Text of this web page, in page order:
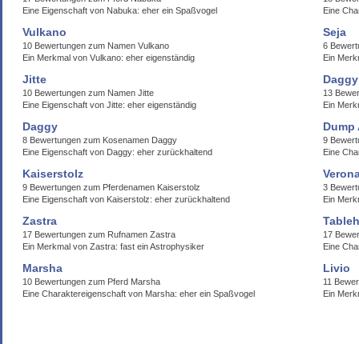
Eine Eigenschaft von Nabuka: eher ein Spaßvogel
Eine
Vulkano
10 Bewertungen zum Namen Vulkano
Ein Merkmal von Vulkano: eher eigenständig
Seja
6
Ein
Jitte
10 Bewertungen zum Namen Jitte
Eine Eigenschaft von Jitte: eher eigenständig
Daggy
13
Ein
Daggy
8 Bewertungen zum Kosenamen Daggy
Eine Eigenschaft von Daggy: eher zurückhaltend
Dump
9
Eine
Kaiserstolz
9 Bewertungen zum Pferdenamen Kaiserstolz
Eine Eigenschaft von Kaiserstolz: eher zurückhaltend
3
Ein
Zastra
17 Bewertungen zum Rufnamen Zastra
Ein Merkmal von Zastra: fast ein Astrophysiker
Tableh
17
Eine
Marsha
10 Bewertungen zum Pferd Marsha
Eine Charaktereigenschaft von Marsha: eher ein Spaßvogel
Livio
11
Ein